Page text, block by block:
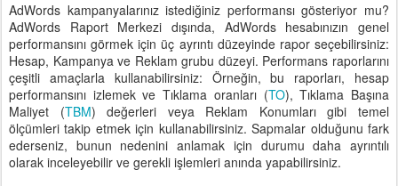
AdWords kampanyalarınız istediğiniz performansı gösteriyor mu?
AdWords Raport Merkezi dışında, AdWords hesabınızın genel
performansını görmek için üç ayrıntı düzeyinde rapor seçebilirsiniz:
Hesap, Kampanya ve Reklam grubu düzeyi. Performans raporlarını
çeşitli amaçlarla kullanabilirsiniz: Örneğin, bu raporları, hesap
performansını izlemek ve Tıklama oranları (TO), Tıklama Başına
Maliyet (TBM) değerleri veya Reklam Konumları gibi temel
ölçümleri takip etmek için kullanabilirsiniz. Sapmalar olduğunu fark
ederseniz, bunun nedenini anlamak için durumu daha ayrıntılı
olarak inceleyebilir ve gerekli işlemleri anında yapabilirsiniz.